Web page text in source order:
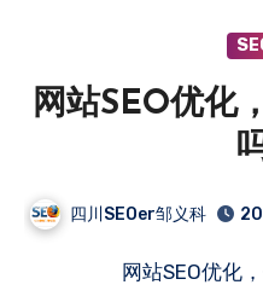
网站SEO优化
四川SEOer邹义科
网站SEO优